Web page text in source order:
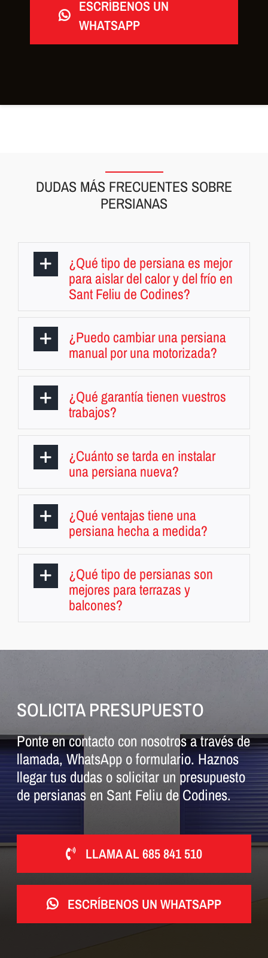
ESCRÍBENOS UN
WHATSAPP
DUDAS MÁS FRECUENTES SOBRE
PERSIANAS
¿Qué tipo de persiana es mejor
para aislar del calor y del frío en
Sant Feliu de Codines?
¿Puedo cambiar una persiana
manual por una motorizada?
¿Qué garantía tienen vuestros
trabajos?
¿Cuánto se tarda en instalar
una persiana nueva?
¿Qué ventajas tiene una
persiana hecha a medida?
¿Qué tipo de persianas son
mejores para terrazas y
balcones?
SOLICITA PRESUPUESTO
Ponte en contacto con nosotros a través de
llamada, WhatsApp o formulario. Haznos
llegar tus dudas o solicitar un presupuesto
de persianas en Sant Feliu de Codines.
LLAMA AL 685 841 510
ESCRÍBENOS UN WHATSAPP